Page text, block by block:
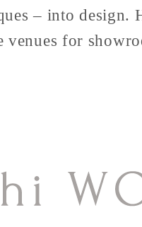
– into design.
for